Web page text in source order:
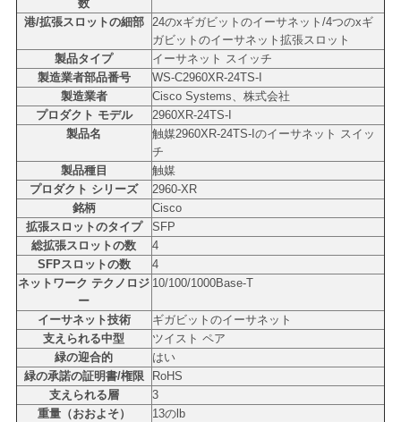
ー
数
港/拡張スロットの細部
24のxギガビットのイーサネット/4つのxギ
ガビットのイーサネット拡張スロット
製品タイプ
イーサネット スイッチ
製造業者部品番号
WS-C2960XR-24TS-I
製造業者
Cisco Systems、株式会社
プロダクト モデル
2960XR-24TS-I
製品名
触媒2960XR-24TS-Iのイーサネット スイッ
チ
製品種目
触媒
プロダクト シリーズ
2960-XR
銘柄
Cisco
拡張スロットのタイプ
SFP
総拡張スロットの数
4
SFPスロットの数
4
ネットワーク テクノロジ
ー
10/100/1000Base-T
イーサネット技術
ギガビットのイーサネット
支えられる中型
ツイスト ペア
緑の迎合的
はい
緑の承諾の証明書/権限
RoHS
支えられる層
3
重量（おおよそ）
13のlb